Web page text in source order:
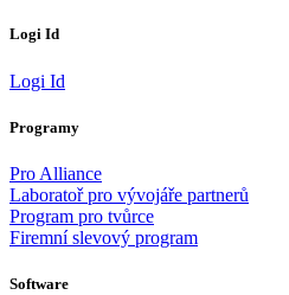
Logi Id
Logi Id
Programy
Pro Alliance
Laboratoř pro vývojáře partnerů
Program pro tvůrce
Firemní slevový program
Software